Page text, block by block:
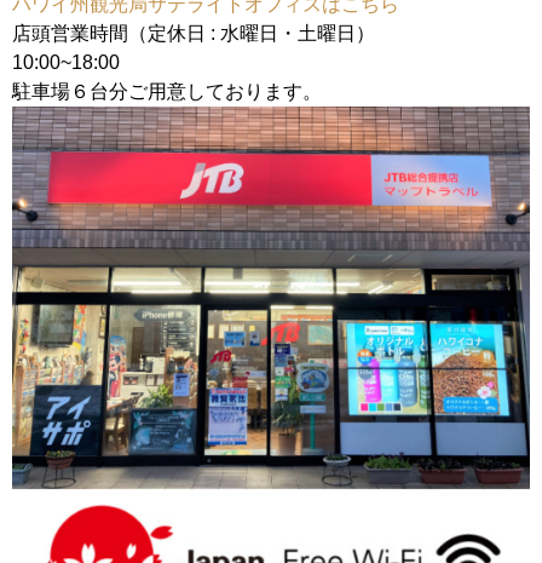
ハワイ州観光局サテライトオフィスはこちら
店頭営業時間（定休日 : 水曜日・土曜日）
10:00~18:00
駐車場６台分ご用意しております。